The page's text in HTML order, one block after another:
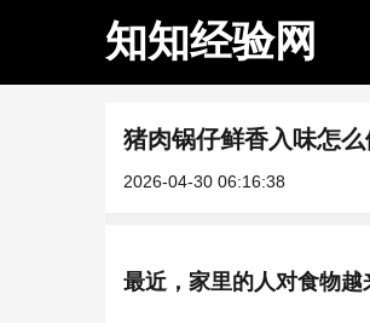
知知经验网
猪肉锅仔鲜香入味怎么
2026-04-30 06:16:38
最近，家里的人对食物